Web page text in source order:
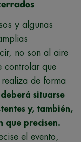
y algunas
no son al aire
controlar que
de forma
situarse
y, también,
que precisen.
el evento,